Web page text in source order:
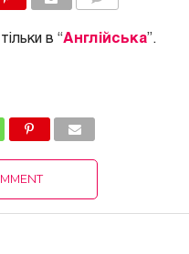
в “Англійська”.